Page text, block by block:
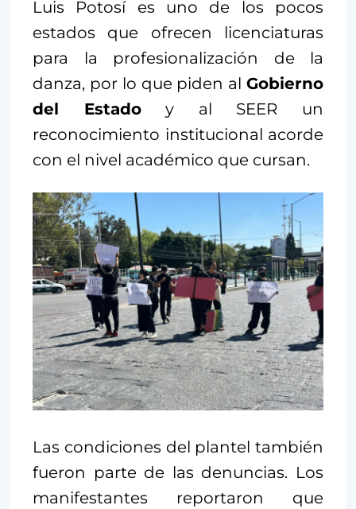
Luis Potosí es uno de los pocos
estados que ofrecen licenciaturas
para la profesionalización de la
danza, por lo que piden al Gobierno
del Estadoy al SEER un
reconocimiento institucional acorde
con el nivel académico que cursan.
Las condiciones del plantel también
fueron parte de las denuncias. Los
manifestantes reportaron que